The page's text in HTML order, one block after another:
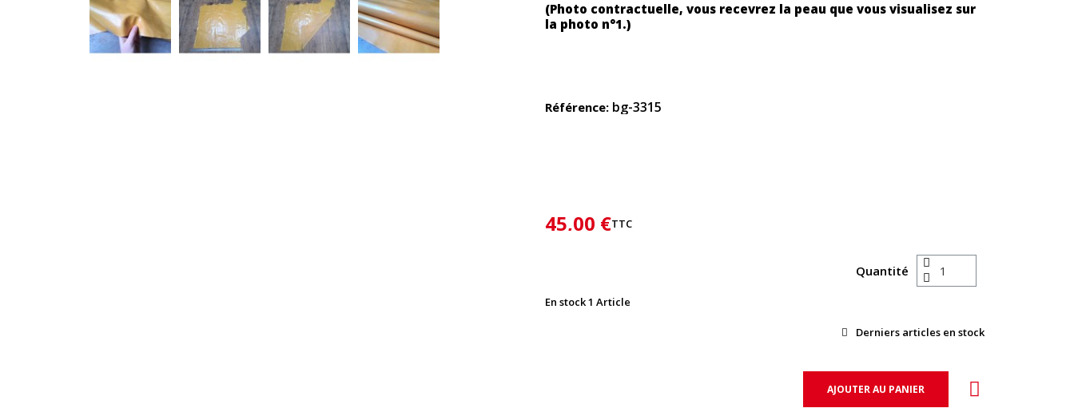
(Photo contractuelle, vous recevrez la peau que vous visualisez sur
la photo n°1.)
Référence bg-3315
45,00 €TTC
Quantité
En stock1 Article
Derniers articles en stock
AJOUTER AU PANIER